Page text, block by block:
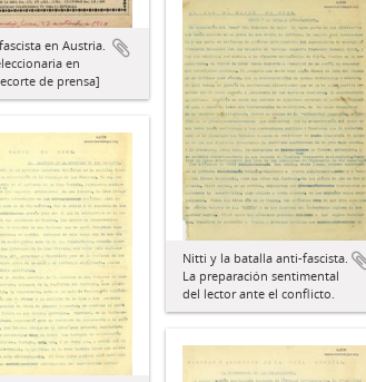
en Austria.
en
de prensa]
Nitti y la batalla anti-fascista.
La preparación sentimental
del lector ante el conflicto.